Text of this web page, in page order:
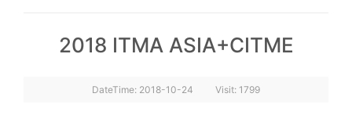
2018 ITMA ASIA+CITME
DateTime: 2018-10-24 Visit: 1799